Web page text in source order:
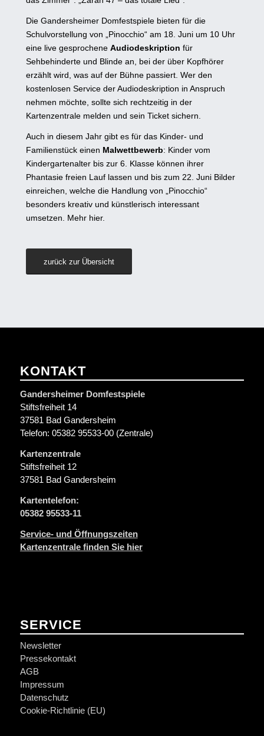
Die Gandersheimer Domfestspiele bieten für die
Schulvorstellung von „Pinocchio“ am 18. Juni um 10 Uhr
eine live gesprochene Audiodeskription für
Sehbehinderte und Blinde an, bei der über Kopfhörer
erzählt wird, was auf der Bühne passiert. Wer den
kostenlosen Service der Audiodeskription in Anspruch
nehmen möchte, sollte sich rechtzeitig in der
Kartenzentrale melden und sein Ticket sichern.
Auch in diesem Jahr gibt es für das Kinder- und
Familienstück einen Malwettbewerb: Kinder vom
Kindergartenalter bis zur 6. Klasse können ihrer
Phantasie freien Lauf lassen und bis zum 22. Juni Bilder
einreichen, welche die Handlung von „Pinocchio“
besonders kreativ und künstlerisch interessant
umsetzen. Mehr hier.
zurück zur Übersicht
KONTAKT
Gandersheimer Domfestspiele
Stiftsfreiheit 14
37581 Bad Gandersheim
Telefon: 05382 95533-00 (Zentrale)
Kartenzentrale
Stiftsfreiheit 12
37581 Bad Gandersheim
Kartentelefon:
05382 95533-11
Service- und Öffnungszeiten
Kartenzentrale finden Sie hier
SERVICE
Newsletter
Pressekontakt
AGB
Impressum
Datenschutz
Cookie-Richtlinie (EU)